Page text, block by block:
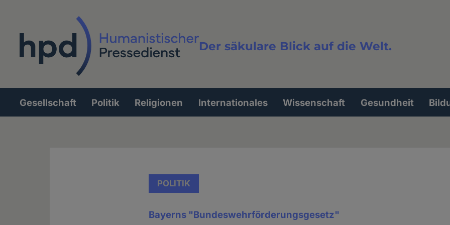
Der säkulare Blick auf die Welt.
Volltextsuche
Hauptnavigation
Gesellschaft Politik Religionen Internationales Wissenschaft Gesundheit
POLITIK
Bayerns "Bundeswehrförderungsgesetz"